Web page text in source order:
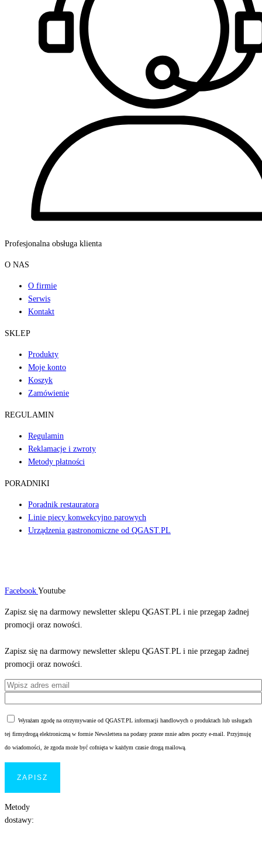
Profesjonalna obsługa klienta
O NAS
O firmie
Serwis
Kontakt
SKLEP
Produkty
Moje konto
Koszyk
Zamówienie
REGULAMIN
Regulamin
Reklamacje i zwroty
Metody płatności
PORADNIKI
Poradnik restauratora
Linie piecy konwekcyjno parowych
Urządzenia gastronomiczne od QGAST.PL
Facebook Youtube
Zapisz się na darmowy newsletter sklepu QGAST.PL i nie przegap żadnej
promocji oraz nowości.
Zapisz się na darmowy newsletter sklepu QGAST.PL i nie przegap żadnej
promocji oraz nowości.
Wyrażam zgodę na otrzymywanie od QGAST.PL informacji handlowych o produktach lub usługach
tej firmydrogą elektroniczną w formie Newslettera na podany przeze mnie adres poczty e-mail. Przyjmuję
do wiadomości, że zgoda może być cofnięta w każdym czasie drogą mailową.
Metody
dostawy: